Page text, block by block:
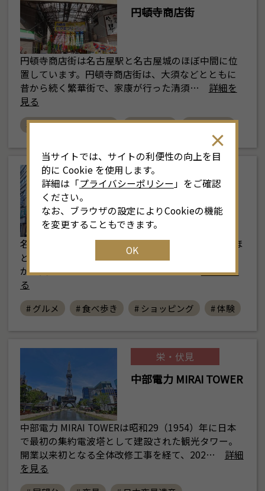
円頓寺商店街
円頓寺商店街は名古屋駅と名古屋城のほぼ中間に位
置しています。円頓寺商店街は、大須などとともに
昔から続く繁華街で、家康が行った清須…
詳細を
見る
# ものづくり文化の道 # 清州越し # マルシェ
名古屋の最大の交通の要所、名古屋駅から徒歩5分ほ
どにある柳橋中央市場は、市内の台所を担い、早朝
から買い物客でにぎわいます。 一般の…
詳細を見
る
# グルメ # 食べ歩き # ショッピング # 体験
栄・伏見
中部電力 MIRAI TOWER
中部電力 MIRAI TOWERは昭和29（1954）年に日本
で最初の集約電波塔として建設された観光タワー。
開業以来初となる全体改修工事を経て、202…
詳細
を見る
当サイトでは、サイトの利便性の向上を目
的に Cookie を使用します。
詳細は「プライバシーポリシー 」をご確認
ください。
なお、ブラウザの設定によりCookieの機能
を変更することもできます。
OK